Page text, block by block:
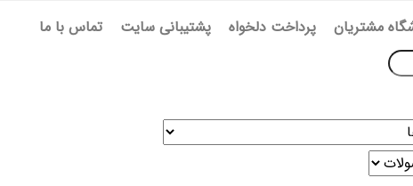
مشتریان پرداخت دلخواه پشتیبانی سایت تماس با ما